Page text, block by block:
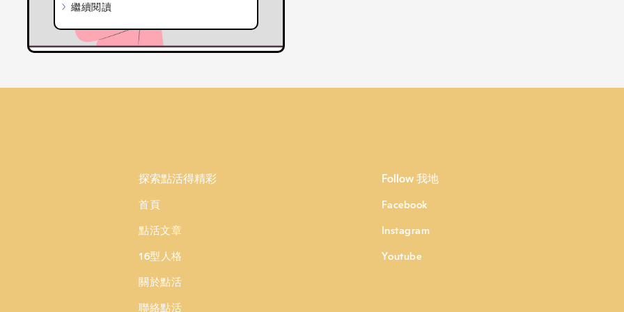
繼續閱讀
探索點活得精彩
首頁
點活文章
16型人格
關於點活
聯絡點活
Follow 我地
Facebook
Instagram
Youtube